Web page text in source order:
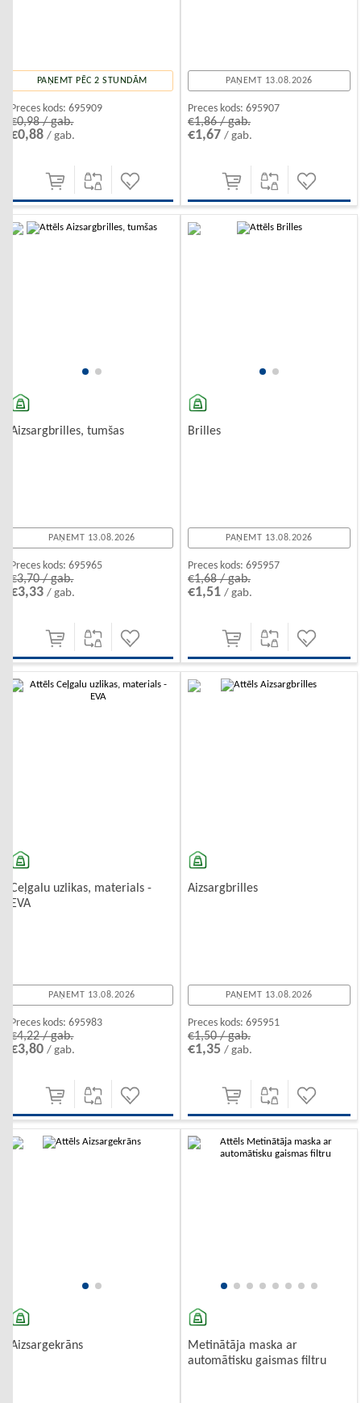
PAŅEMT PĒC 2 STUNDĀM
Preces kods: 695909
€0,98 / gab.
€0,88/ gab.
PAŅEMT 13.08.2026
Preces kods: 695907
€1,86 / gab.
€1,67 / gab.
Aizsargbrilles, tumšas
PAŅEMT 13.08.2026
Preces kods: 695965
€3,70 / gab.
€3,33/ gab.
Brilles
PAŅEMT 13.08.2026
Preces kods: 695957
€1,68 / gab.
€1,51 / gab.
Ceļgalu uzlikas, materials -
EVA
PAŅEMT 13.08.2026
Preces kods: 695983
€4,22 / gab.
€3,80/ gab.
Aizsargbrilles
PAŅEMT 13.08.2026
Preces kods: 695951
€1,50 / gab.
€1,35 / gab.
Aizsargekrāns
Metinātāja maska ar
automātisku gaismas filtru